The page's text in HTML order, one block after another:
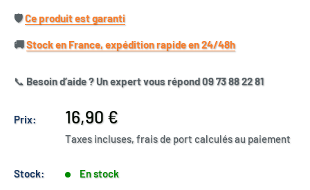
🛡️​Ce produit est garanti
🚚​Stock en France, expédition rapide en 24/48h
📞 Besoin d’aide ? Un expert vous répond 09 73 88 22 81
Prix:
Prix
réduit
16,90 €
Taxes incluses, frais de port calculés au paiement
Stock: En stock